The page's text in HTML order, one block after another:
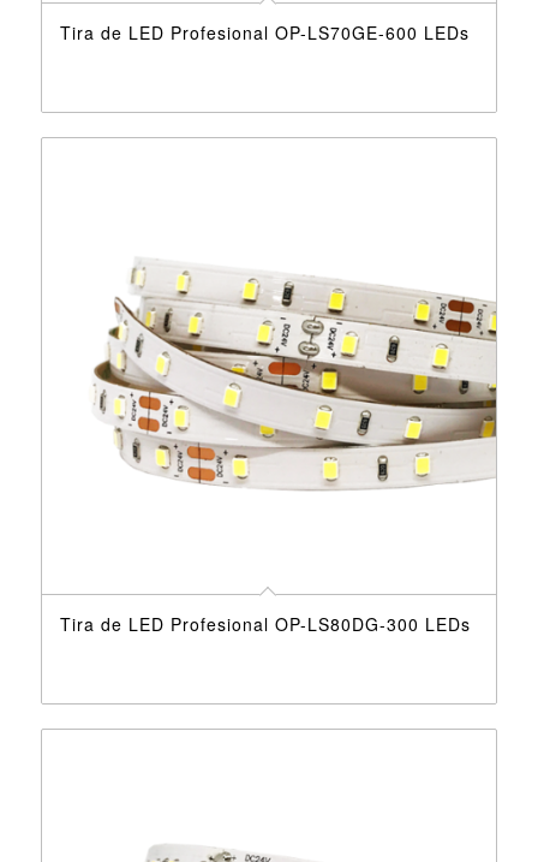
Tira de LED Profesional OP-LS70GE-600 LEDs
Tira de LED Profesional OP-LS80DG-300 LEDs